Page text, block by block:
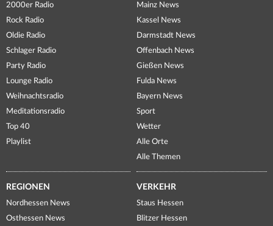
2000er Radio
Rock Radio
Oldie Radio
Schlager Radio
Party Radio
Lounge Radio
Weihnachtsradio
Meditationsradio
Top 40
Playlist
Mainz News
Kassel News
Darmstadt News
Offenbach News
Gießen News
Fulda News
Bayern News
Sport
Wetter
Alle Orte
Alle Themen
REGIONEN
Nordhessen News
Osthessen News
VERKEHR
Staus Hessen
Blitzer Hessen